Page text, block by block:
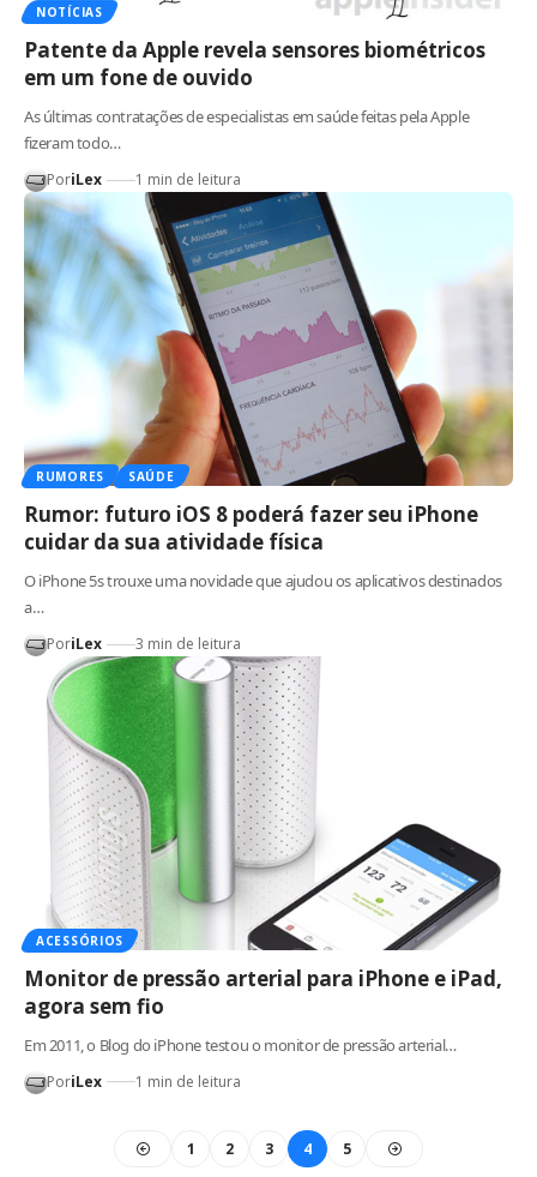
NOTÍCIAS
Patente da Apple revela sensores biométricos
em um fone de ouvido
As últimas contratações de especialistas em saúde feitas pela Apple
fizeram todo…
PoriLex 1 min de leitura
RUMORES SAÚDE
Rumor: futuro iOS 8 poderá fazer seu iPhone
cuidar da sua atividade física
O iPhone 5s trouxe uma novidade que ajudou os aplicativos destinados
a…
PoriLex 3 min de leitura
ACESSÓRIOS
Monitor de pressão arterial para iPhone e iPad,
agora sem fio
Em 2011, o Blog do iPhone testou o monitor de pressão arterial…
PoriLex 1 min de leitura
1 2 3 4 5